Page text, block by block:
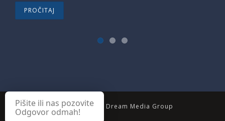
PROČITAJ
Made with Dream Media Group
Pišite ili nas pozovite
Odgovor odmah!